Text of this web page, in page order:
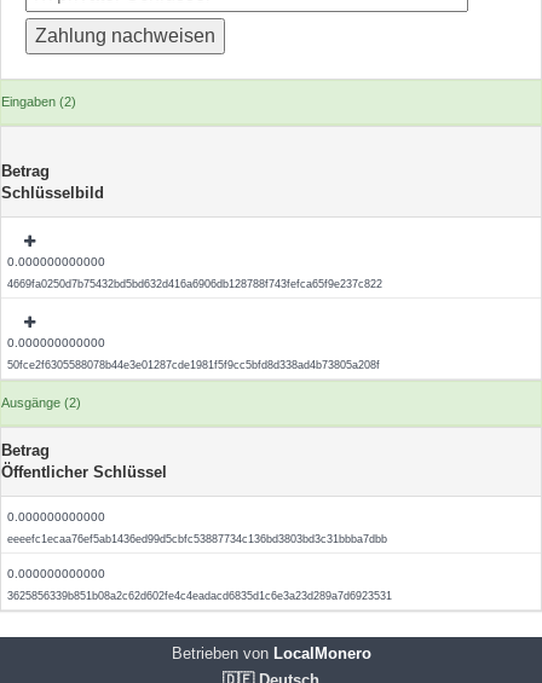
Eingaben (2)
Betrag
Schlüsselbild
0.000000000000
4669fa0250d7b75432bd5bd632d416a6906db128788f743fefca65f9e237c822
0.000000000000
50fce2f6305588078b44e3e01287cde1981f5f9cc5bfd8d338ad4b73805a208f
Ausgänge (2)
Betrag
Öffentlicher Schlüssel
0.000000000000
eeeefc1ecaa76ef5ab1436ed99d5cbfc53887734c136bd3803bd3c31bbba7dbb
0.000000000000
3625856339b851b08a2c62d602fe4c4eadacd6835d1c6e3a23d289a7d6923531
Betrieben vonLocalMonero